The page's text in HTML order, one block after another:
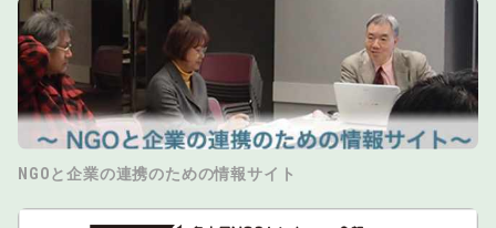
NGOと企業の連携のための情報サイト